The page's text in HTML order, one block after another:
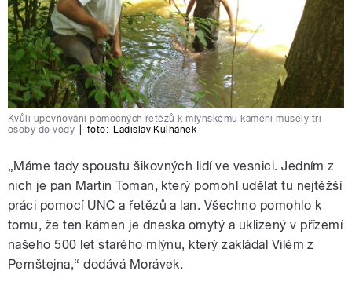
Kvůli upevňování pomocných řetězů k mlýnskému kameni musely tři
osoby do vody
foto: Ladislav Kulhánek
„Máme tady spoustu šikovných lidí ve vesnici. Jedním z
nich je pan Martin Toman, který pomohl udělat tu nejtěžší
práci pomocí UNC a řetězů a lan. Všechno pomohlo k
tomu, že ten kámen je dneska omytý a uklizený v přízemí
našeho 500 let starého mlýnu, který zakládal Vilém z
Pernštejna,“ dodává Morávek.